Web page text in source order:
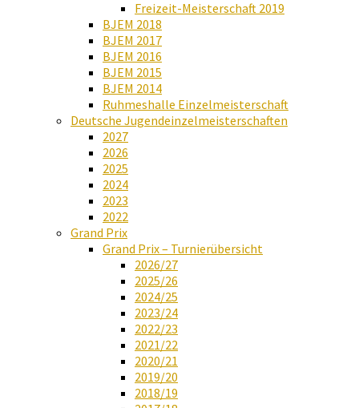
Freizeit-Meisterschaft 2019
BJEM 2018
BJEM 2017
BJEM 2016
BJEM 2015
BJEM 2014
Ruhmeshalle Einzelmeisterschaft
Deutsche Jugendeinzelmeisterschaften
2027
2026
2025
2024
2023
2022
Grand Prix
Grand Prix – Turnierübersicht
2026/27
2025/26
2024/25
2023/24
2022/23
2021/22
2020/21
2019/20
2018/19